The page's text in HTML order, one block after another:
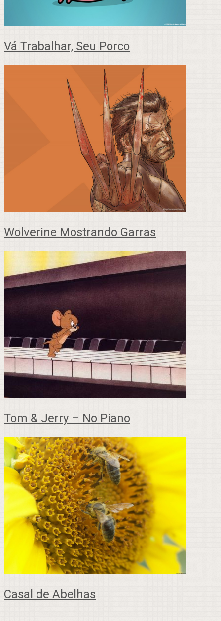
Vá Trabalhar, Seu Porco
Wolverine Mostrando Garras
Tom & Jerry – No Piano
Casal de Abelhas